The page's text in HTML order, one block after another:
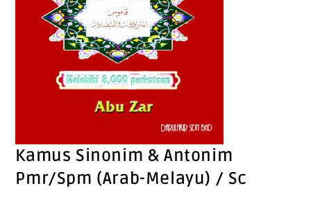
Kamus Sinonim & Antonim
Pmr/Spm (Arab-Melayu) / Sc